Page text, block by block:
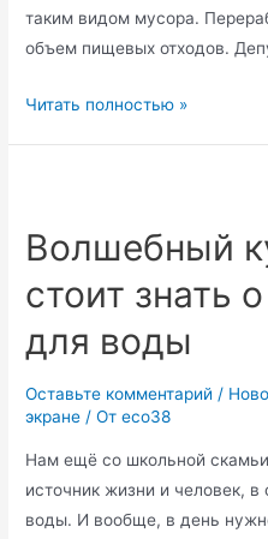
таким видом мусора.
объем пищевых отходов.
Корма
делать
из
просроченных
продуктов
Читать полностью »
Волшебный
стоит знать
для воды
Оставьте комментарий /
экране / От eco38
Нам ещё со школьной
источник жизни и человек,
воды. И вообще, в день